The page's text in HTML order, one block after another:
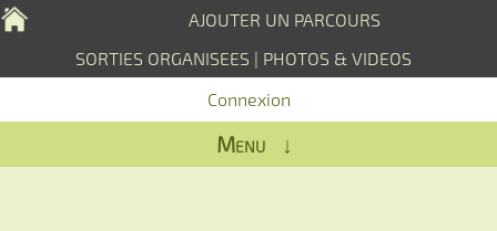
AJOUTER UN PARCOURS
SORTIES ORGANISEES | PHOTOS & VIDEOS
Connexion
Menu ↓